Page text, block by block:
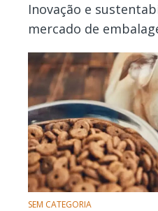
Inovação e
mercado de
SEM CATEGORIA